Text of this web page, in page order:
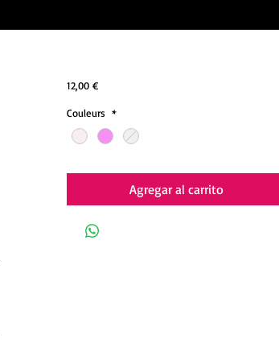
12,00 €Precio
Couleurs *
Agregar al carrito